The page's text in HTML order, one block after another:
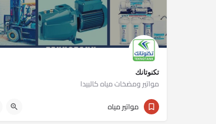
تكنوتانك
مواتير ومضخات مياه كالبيدا
01023430301
مواتير مياه